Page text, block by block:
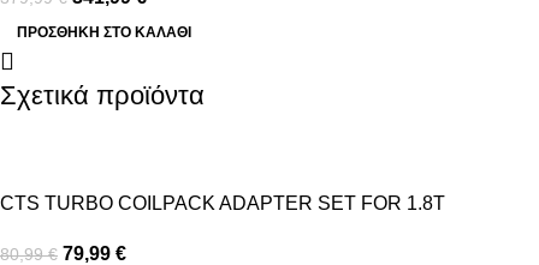
ΠΡΟΣΘΉΚΗ ΣΤΟ ΚΑΛΆΘΙ
Σχετικά προϊόντα
CTS TURBO COILPACK ADAPTER SET FOR 1.8T
80,99€ 79,99 €